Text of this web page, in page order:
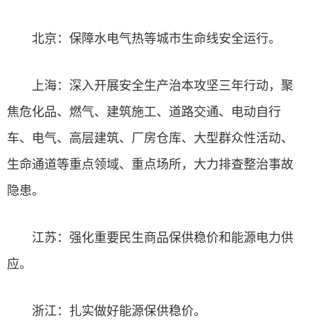
北京：保障水电气热等城市生命线安全运行。
上海：深入开展安全生产治本攻坚三年行动，聚
焦危化品、燃气、建筑施工、道路交通、电动自行
车、电气、高层建筑、厂房仓库、大型群众性活动、
生命通道等重点领域、重点场所，大力排查整治事故
隐患。
江苏：强化重要民生商品保供稳价和能源电力供
应。
浙江：扎实做好能源保供稳价。